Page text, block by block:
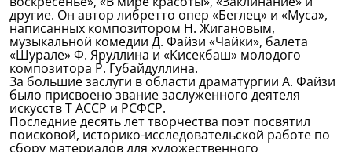
другие. Он автор либретто опер «Беглец» и «Муса»,
написанных композитором Н. Жигановым,
музыкальной комедии Д. Файзи «Чайки», балета
«Шурале» Ф. Яруллина и «Кисекбаш» молодого
композитора Р. Губайдуллина.
За большие заслуги в области драматургии А. Файзи
было присвоено звание заслуженного деятеля
искусств Т АССР и РСФСР.
Последние десять лет творчества поэт посвятил
поисковой, историко-исследовательской работе по
сбору материалов для художественного